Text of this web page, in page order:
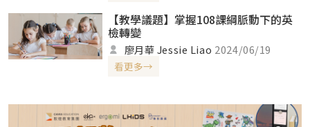
【教學議題】掌握108課綱脈動下的英
檢轉變
廖月華 Jessie Liao 2024/06/19
看更多→